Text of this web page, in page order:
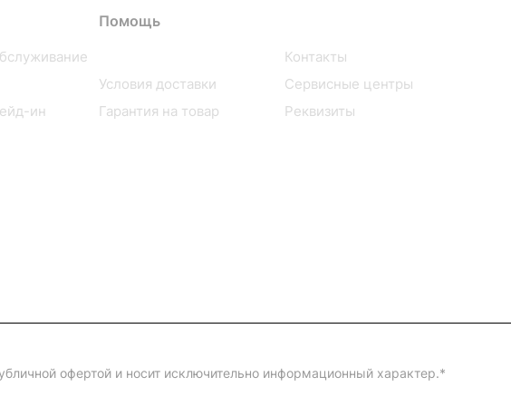
ин
Помощь
Условия доставки
Гарантия на товар
Контакты
Сервисные центры
Реквизиты
офертой и носит исключительно информационный характер.*